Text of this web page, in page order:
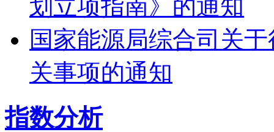
划立项指南》的通知
国家能源局综合司关
关事项的通知
指数分析